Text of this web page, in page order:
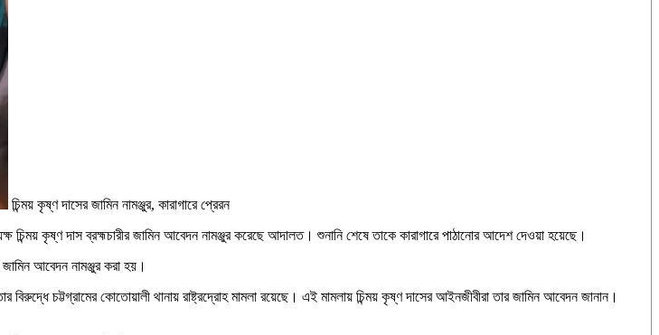
চিন্ময় কৃষ্ণ দাসের জামিন নামঞ্জুর, কারাগারে প্রেরন
চিন্ময় কৃষ্ণ দাস ব্রহ্মচারীর জামিন আবেদন নামঞ্জুর করেছে আদালত। শুনানি শেষে তাকে কারাগারে পাঠানোর আদেশ দেওয়া হয়েছে।
আবেদন নামঞ্জুর করা হয়।
চট্টগ্রামের কোতোয়ালী থানায় রাষ্ট্রদ্রোহ মামলা রয়েছে। এই মামলায় চিন্ময় কৃষ্ণ দাসের আইনজীবীরা তার জামিন আবেদন জানান।